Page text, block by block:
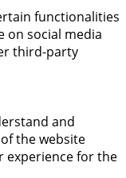
functionalities
on social media
third-party
and
the website
experience for the